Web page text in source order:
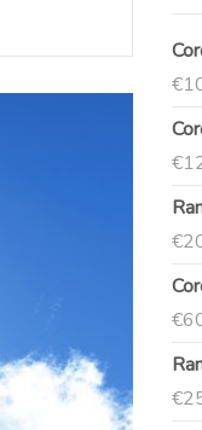
€
€
€
€
€